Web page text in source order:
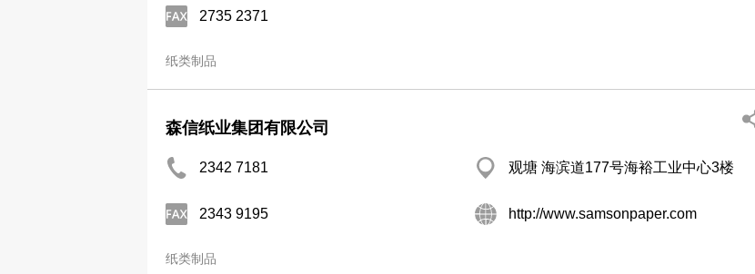
2735 2371
纸类制品
森信纸业集团有限公司
2342 7181 观塘 海滨道177号海裕工业中心3楼
2343 9195 http://www.samsonpaper.com
纸类制品